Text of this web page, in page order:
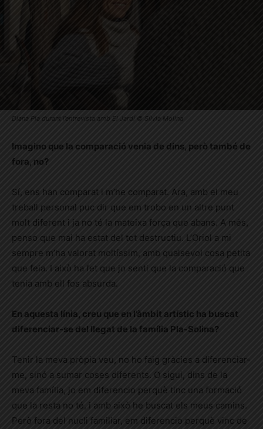
Diana Pla durant l’entrevista amb El Jardí © Sílvia Molina
Imagino que la comparació venia de dins, però també de
fora, no?
Sí, ens han comparat i m’he comparat. Ara, amb el meu
treball personal puc dir que em trobo en un altre punt
molt diferent i ja no té la mateixa força que abans. A més,
penso que mai ha estat del tot destructiu. L’Oriol a mi
sempre m’ha valorat moltíssim, amb qualsevol cosa petita
que feia. I això ha fet que jo senti que la comparació que
tenia amb ell fos absurda.
En aquesta línia, creu que en l’àmbit artístic ha buscat
diferenciar-se del llegat de la família Pla-Solina?
Tenir la meva pròpia veu, no ho faig gràcies a diferenciar-
me, sinó a sumar coses diferents. O sigui, dins de la
meva família, jo em diferencio perquè tinc una formació
que la resta no té, i amb això he buscat els meus camins.
Però fora del nucli familiar, em diferencio perquè vinc de